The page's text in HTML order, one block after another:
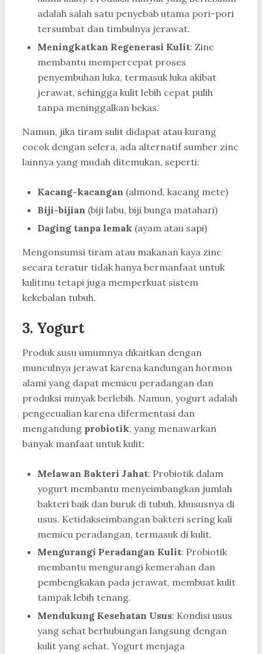
adalah salah satu penyebab utama pori-pori
tersumbat dan timbulnya jerawat.
Meningkatkan Regenerasi Kulit: Zinc
membantu mempercepat proses
penyembuhan luka, termasuk luka akibat
jerawat, sehingga kulit lebih cepat pulih
tanpa meninggalkan bekas.
Namun, jika tiram sulit didapat atau kurang
cocok dengan selera, ada alternatif sumber zinc
lainnya yang mudah ditemukan, seperti:
Kacang-kacangan (almond, kacang mete)
Biji-bijian (biji labu, biji bunga matahari)
Daging tanpa lemak (ayam atau sapi)
Mengonsumsi tiram atau makanan kaya zinc
secara teratur tidak hanya bermanfaat untuk
kulitmu tetapi juga memperkuat sistem
kekebalan tubuh.
3. Yogurt
Produk susu umumnya dikaitkan dengan
munculnya jerawat karena kandungan hormon
alami yang dapat memicu peradangan dan
produksi minyak berlebih. Namun, yogurt adalah
pengecualian karena difermentasi dan
mengandung probiotik, yang menawarkan
banyak manfaat untuk kulit:
Melawan Bakteri Jahat: Probiotik dalam
yogurt membantu menyeimbangkan jumlah
bakteri baik dan buruk di tubuh, khususnya di
usus. Ketidakseimbangan bakteri sering kali
memicu peradangan, termasuk di kulit.
Mengurangi Peradangan Kulit: Probiotik
membantu mengurangi kemerahan dan
pembengkakan pada jerawat, membuat kulit
tampak lebih tenang.
Mendukung Kesehatan Usus: Kondisi usus
yang sehat berhubungan langsung dengan
kulit yang sehat. Yogurt menjaga